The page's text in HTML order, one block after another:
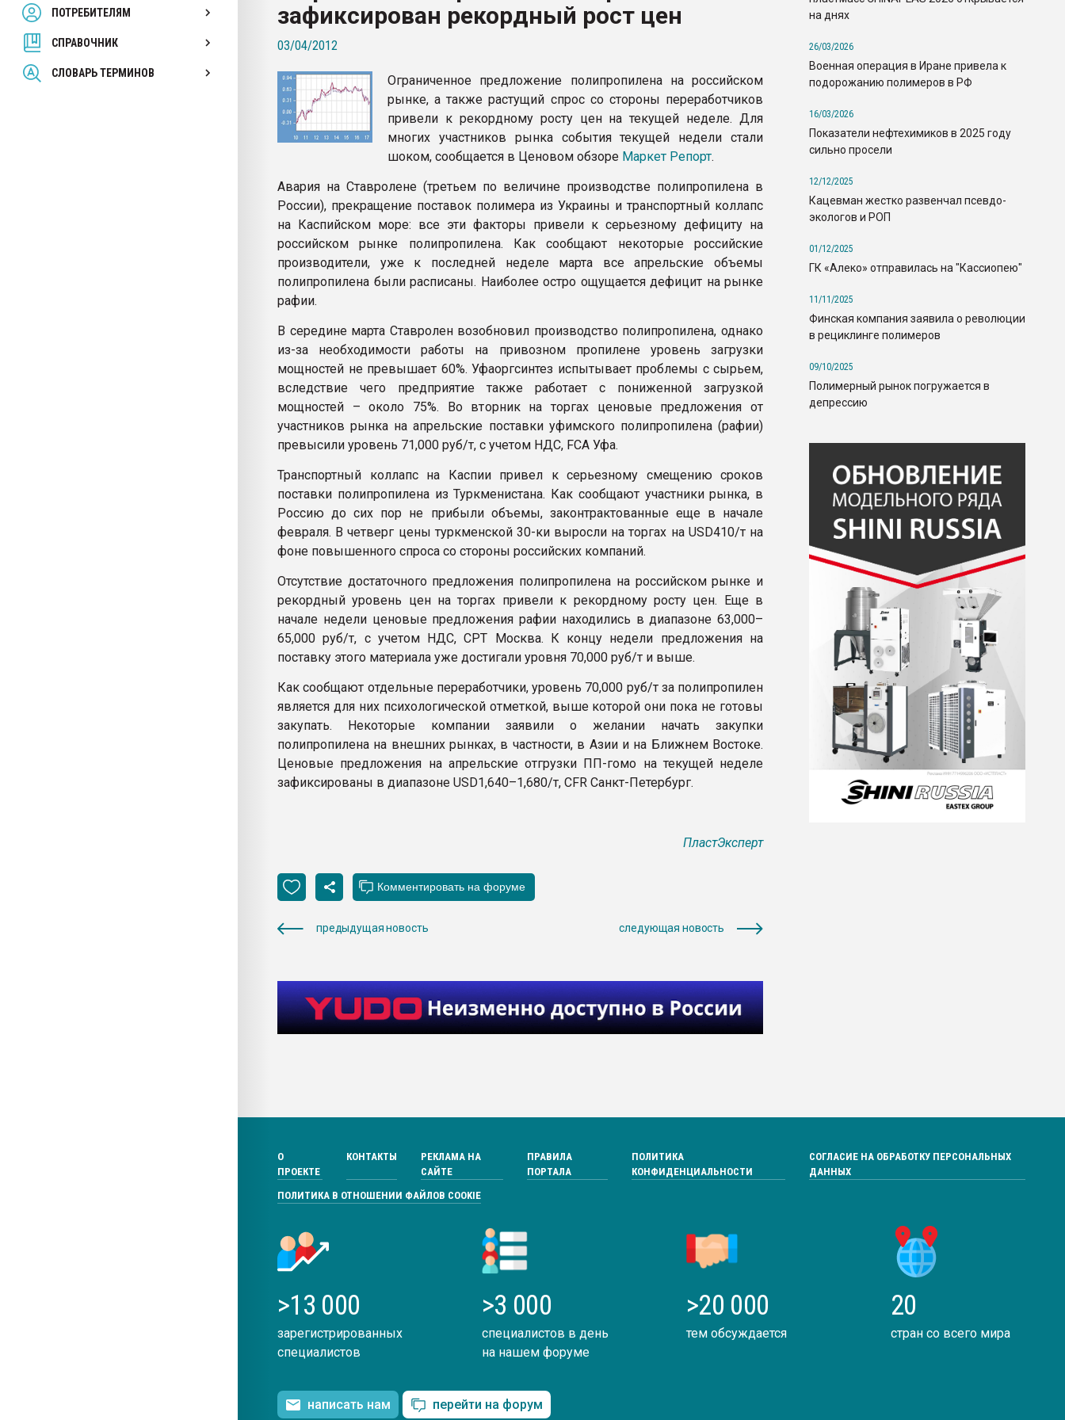
ПОТРЕБИТЕЛЯМ
СПРАВОЧНИК
СЛОВАРЬ ТЕРМИНОВ
Armaloy PC/ABS-1IM черный цвет
зафиксирован рекордный рост цен
03/04/2012
Ограниченное предложение полипропилена на российском
рынке, а также растущий спрос со стороны переработчиков
привели к рекордному росту цен на текущей неделе. Для
многих участников рынка события текущей недели стали
шоком, сообщается в Ценовом обзоре Маркет Репорт.
Авария на Ставролене (третьем по величине производстве полипропилена в
России), прекращение поставок полимера из Украины и транспортный коллапс
на Каспийском море: все эти факторы привели к серьезному дефициту на
российском рынке полипропилена. Как сообщают некоторые российские
производители, уже к последней неделе марта все апрельские объемы
полипропилена были расписаны. Наиболее остро ощущается дефицит на рынке
рафии.
В середине марта Ставролен возобновил производство полипропилена, однако
из-за необходимости работы на привозном пропилене уровень загрузки
мощностей не превышает 60%. Уфаоргсинтез испытывает проблемы с сырьем,
вследствие чего предприятие также работает с пониженной загрузкой
мощностей – около 75%. Во вторник на торгах ценовые предложения от
участников рынка на апрельские поставки уфимского полипропилена (рафии)
превысили уровень 71,000 руб/т, с учетом НДС, FCA Уфа.
Транспортный коллапс на Каспии привел к серьезному смещению сроков
поставки полипропилена из Туркменистана. Как сообщают участники рынка, в
Россию до сих пор не прибыли объемы, законтрактованные еще в начале
февраля. В четверг цены туркменской 30-ки выросли на торгах на USD410/т на
фоне повышенного спроса со стороны российских компаний.
Отсутствие достаточного предложения полипропилена на российском рынке и
рекордный уровень цен на торгах привели к рекордному росту цен. Еще в
начале недели ценовые предложения рафии находились в диапазоне 63,000–
65,000 руб/т, с учетом НДС, СРТ Москва. К концу недели предложения на
поставку этого материала уже достигали уровня 70,000 руб/т и выше.
Как сообщают отдельные переработчики, уровень 70,000 руб/т за полипропилен
является для них психологической отметкой, выше которой они пока не готовы
закупать. Некоторые компании заявили о желании начать закупки
полипропилена на внешних рынках, в частности, в Азии и на Ближнем Востоке.
Ценовые предложения на апрельские отгрузки ПП-гомо на текущей неделе
зафиксированы в диапазоне USD1,640–1,680/т, CFR Санкт-Петербург.
ПластЭксперт
предыдущая новость следующая новость
на днях
26/03/2026
Военная операция в Иране привела к
подорожанию полимеров в РФ
16/03/2026
Показатели нефтехимиков в 2025 году
сильно просели
12/12/2025
Кацевман жестко развенчал псевдо-
экологов и РОП
01/12/2025
ГК «Алеко» отправилась на "Кассиопею"
11/11/2025
Финская компания заявила о революции
в рециклинге полимеров
09/10/2025
Полимерный рынок погружается в
депрессию
О
ПРОЕКТЕ
КОНТАКТЫ
РЕКЛАМА НА
САЙТЕ
ПРАВИЛА
ПОРТАЛА
ПОЛИТИКА
КОНФИДЕНЦИАЛЬНОСТИ
СОГЛАСИЕ НА ОБРАБОТКУ ПЕРСОНАЛЬНЫХ
ДАННЫХ
ПОЛИТИКА В ОТНОШЕНИИ ФАЙЛОВ COOKIE
>13 000
зарегистрированных
специалистов
>3 000
специалистов в день
на нашем форуме
>20 000
тем обсуждается
20
стран со всего мира
написать нам перейти на форум